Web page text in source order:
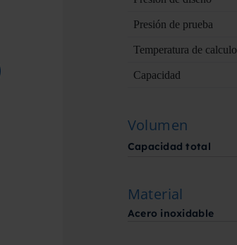
Presión de prueba
Temperatura de calculo
Capacidad
Volumen
Capacidad total
Material
Acero inoxidable